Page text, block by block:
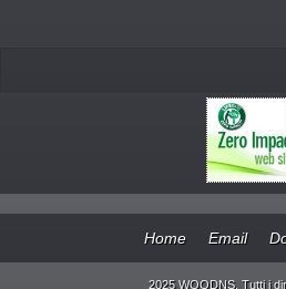
Home Email
2025 WOODNS. Tutti i